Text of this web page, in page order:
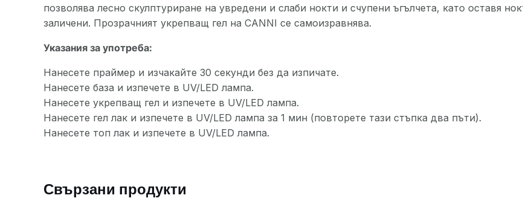
позволява лесно скулптуриране на увредени и слаби нокти и счупени ъгълчета, като оставя
заличени. Прозрачният укрепващ гел на CANNI се самоизравнява.
Указания за употреба:
Нанесете праймер и изчакайте 30 секунди без да изпичате.
Нанесете база и изпечете в UV/LED лампа.
Нанесете укрепващ гел и изпечете в UV/LED лампа.
Нанесете гел лак и изпечете в UV/LED лампа за 1 мин (повторете тази стъпка два пъти).
Нанесете топ лак и изпечете в UV/LED лампa.
Свързани продукти